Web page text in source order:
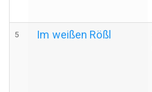
5 Im weißen Rößl